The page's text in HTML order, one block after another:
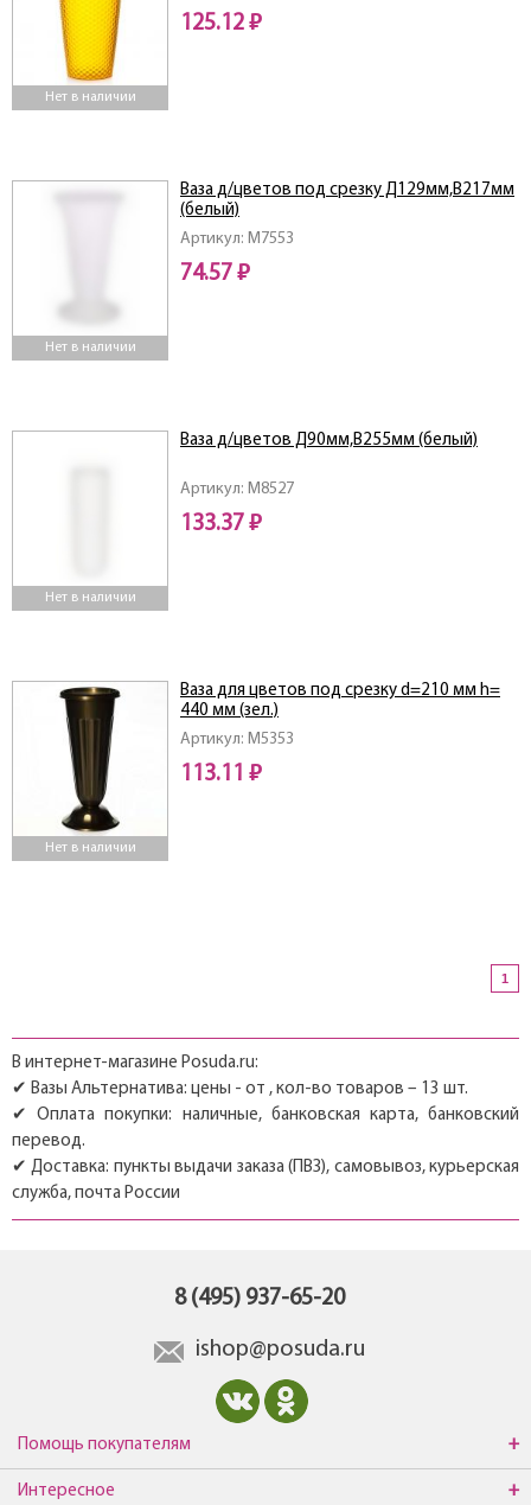
Нет в наличии
125.12 ₽
Нет в наличии
Артикул: M7553
Ваза д/цветов под срезку Д129мм,В217мм
(белый)
74.57 ₽
Нет в наличии
Артикул: M8527
Ваза д/цветов Д90мм,В255мм (белый)
133.37 ₽
Нет в наличии
Артикул: M5353
Ваза для цветов под срезку d=210 мм h=
440 мм (зел.)
113.11 ₽
1
В интернет-магазине Posuda.ru:
✔ Вазы Альтернатива: цены - от , кол-во товаров – 13 шт.
✔ Оплата покупки: наличные, банковская карта, банковский
перевод.
✔ Доставка: пункты выдачи заказа (ПВЗ), самовывоз, курьерская
служба, почта России
8 (495) 937-65-20
ishop@posuda.ru
Помощь покупателям
Интересное